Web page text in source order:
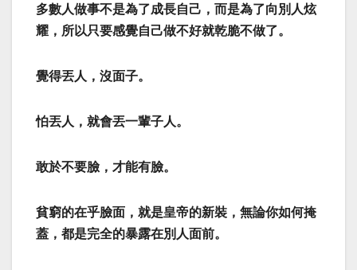
多數人做事不是為了成長自己，而是為了向別人炫
耀，所以只要感覺自己做不好就乾脆不做了。
覺得丟人，沒面子。
怕丟人，就會丟一輩子人。
敢於不要臉，才能有臉。
貧窮的在乎臉面，就是皇帝的新裝，無論你如何掩
蓋，都是完全的暴露在別人面前。